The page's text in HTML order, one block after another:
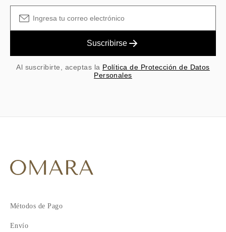
Suscribirse
Al suscribirte, aceptas la Política de Protección de Datos
Personales
Métodos de Pago
Envío